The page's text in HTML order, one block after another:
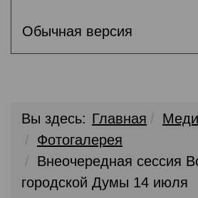
Обычная версия
Вы здесь: Главная
Фотогалерея
Внеочередная сессия
городской Думы 14 июля